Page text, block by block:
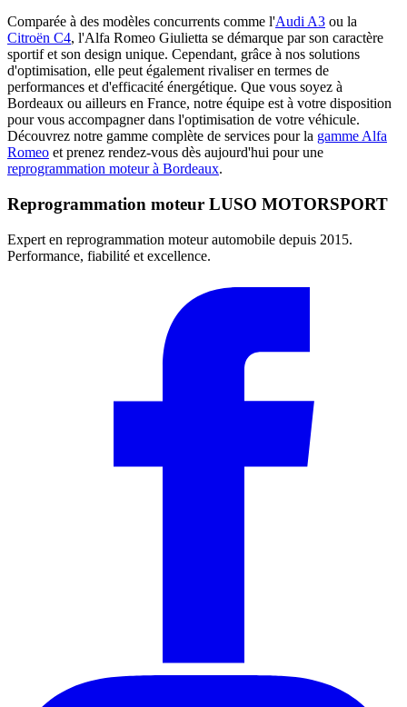
Comparée à des modèles concurrents comme l'Audi A3 ou la
Citroën C4, l'Alfa Romeo Giulietta se démarque par son caractère
sportif et son design unique. Cependant, grâce à nos solutions
d'optimisation, elle peut également rivaliser en termes de
performances et d'efficacité énergétique. Que vous soyez à
Bordeaux ou ailleurs en France, notre équipe est à votre disposition
pour vous accompagner dans l'optimisation de votre véhicule.
Découvrez notre gamme complète de services pour la gamme Alfa
Romeo et prenez rendez-vous dès aujourd'hui pour une
reprogrammation moteur à Bordeaux.
Reprogrammation moteur LUSO MOTORSPORT
Expert en reprogrammation moteur automobile depuis 2015.
Performance, fiabilité et excellence.